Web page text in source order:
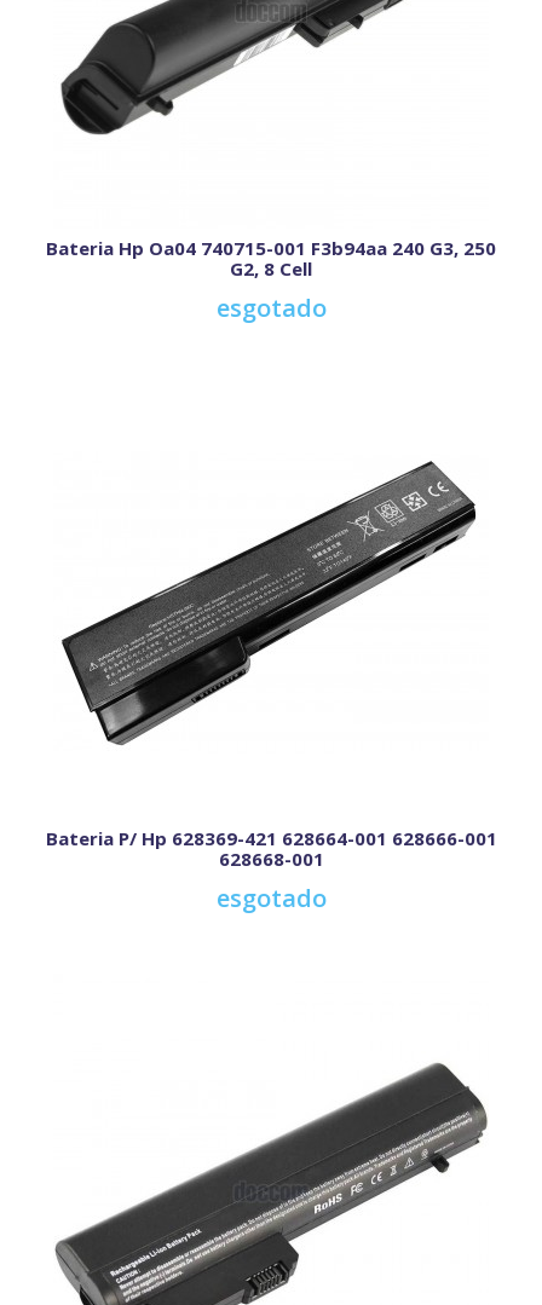
Bateria Hp Oa04 740715-001 F3b94aa 240 G3, 250
G2, 8 Cell
esgotado
Bateria P/ Hp 628369-421 628664-001 628666-001
628668-001
esgotado